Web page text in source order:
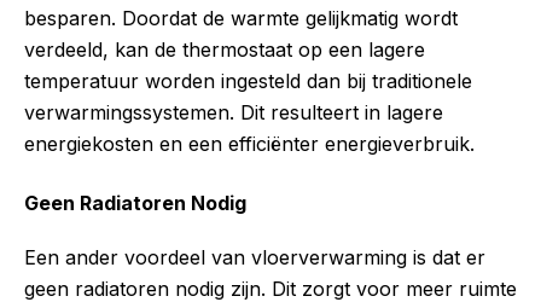
besparen. Doordat de warmte gelijkmatig wordt
verdeeld, kan de thermostaat op een lagere
temperatuur worden ingesteld dan bij traditionele
verwarmingssystemen. Dit resulteert in lagere
energiekosten en een efficiënter energieverbruik.
Geen Radiatoren Nodig
Een ander voordeel van vloerverwarming is dat er
geen radiatoren nodig zijn. Dit zorgt voor meer ruimte